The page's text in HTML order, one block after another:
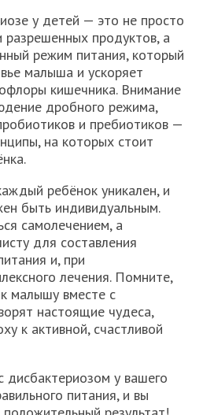
у детей — это не просто
продуктов, а
режим питания, который
малыша и ускоряет
кишечника. Внимание
дробного режима,
и пребиотиков —
на которых стоит
ребёнок уникален, и
быть индивидуальным.
самолечением, а
для составления
и, при
лечения. Помните,
малышу вместе с
настоящие чудеса,
к активной, счастливой
дисбактериозом у вашего
питания, и вы